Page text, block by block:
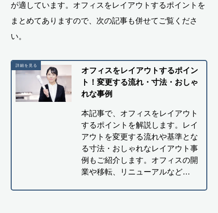
が適しています。オフィスをレイアウトするポイントを
まとめてありますので、次の記事も併せてご覧くださ
い。
オフィスをレイアウトするポイン
ト！変更する流れ・寸法・おしゃ
れな事例
本記事で、オフィスをレイアウト
するポイントを解説します。レイ
アウトを変更する流れや基準とな
る寸法・おしゃれなレイアウト事
例もご紹介します。オフィスの開
業や移転、リニューアルなど…